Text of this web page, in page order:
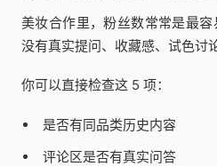
美妆合作里，粉丝数常常是最
没有真实提问、收藏感、试色讨
你可以直接检查这 5 项：
是否有同品类历史内容
评论区是否有真实问答